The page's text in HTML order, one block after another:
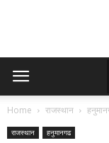
Home राजस्थान
राजस्थान हनुमानगढ